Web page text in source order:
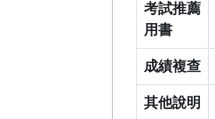
考試推薦
用書
成績複查
其他說明